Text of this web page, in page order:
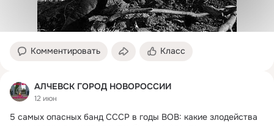
Комментировать Класс
АЛЧЕВСК ГОРОД НОВОРОССИИ
12 июн
5 самых опасных банд СССР в годы ВОВ: какие злодейства